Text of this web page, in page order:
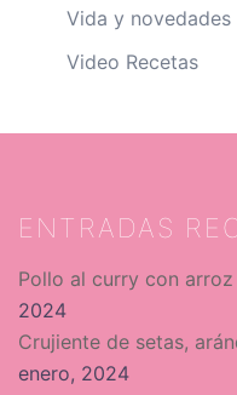
Vida y novedades
Video Recetas
ENTRADAS
Pollo al curry con
2024
Crujiente de setas,
enero, 2024